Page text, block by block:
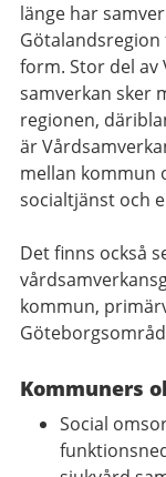
länge har
form. Stor del av
samverkan sker
regionen,
är
mellan kommun
socialtjänst och
Det finns också
kommun,
Kommuners
Social